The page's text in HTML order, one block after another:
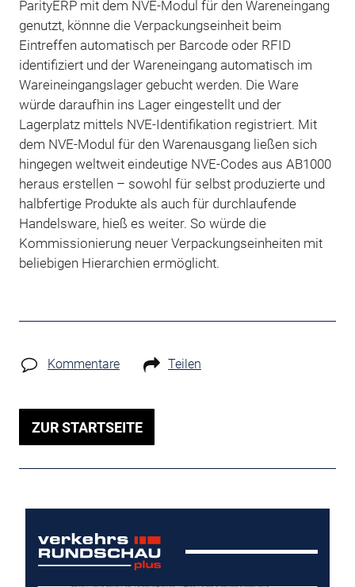
ParityERP mit dem NVE-Modul für den Wareneingang
genutzt, könnne die Verpackungseinheit beim
Eintreffen automatisch per Barcode oder RFID
identifiziert und der Wareneingang automatisch im
Wareineingangslager gebucht werden. Die Ware
würde daraufhin ins Lager eingestellt und der
Lagerplatz mittels NVE-Identifikation registriert. Mit
dem NVE-Modul für den Warenausgang ließen sich
hingegen weltweit eindeutige NVE-Codes aus AB1000
heraus erstellen – sowohl für selbst produzierte und
halbfertige Produkte als auch für durchlaufende
Handelsware, hieß es weiter. So würde die
Kommissionierung neuer Verpackungseinheiten mit
beliebigen Hierarchien ermöglicht.
Kommentare Teilen
ZUR STARTSEITE